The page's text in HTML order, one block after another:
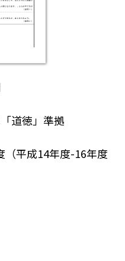
道徳」準拠
平成14年度-16年度